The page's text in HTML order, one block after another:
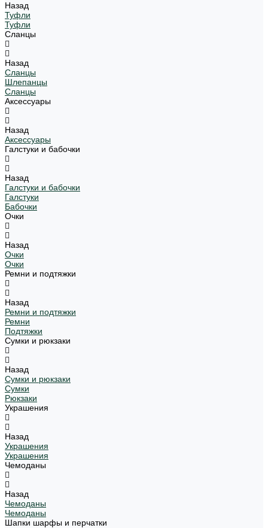
Назад
Туфли
Туфли
Сланцы
Назад
Сланцы
Шлепанцы
Сланцы
Аксессуары
Назад
Аксессуары
Галстуки и бабочки
Назад
Галстуки и бабочки
Галстуки
Бабочки
Очки
Назад
Очки
Очки
Ремни и подтяжки
Назад
Ремни и подтяжки
Ремни
Подтяжки
Сумки и рюкзаки
Назад
Сумки и рюкзаки
Сумки
Рюкзаки
Украшения
Назад
Украшения
Украшения
Чемоданы
Назад
Чемоданы
Чемоданы
Шапки шарфы и перчатки